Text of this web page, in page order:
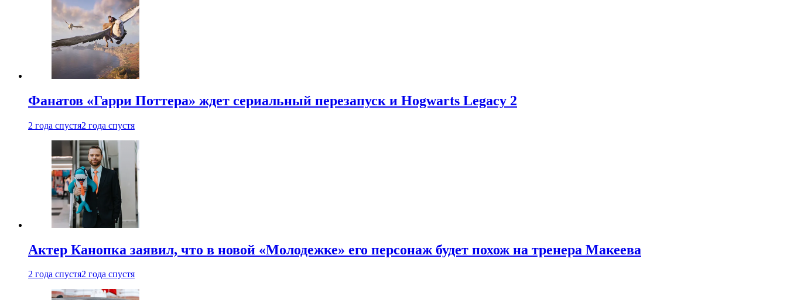
Фанатов «Гарри Поттера» ждет сериальный перезапуск и Hogwarts Legacy 2
2 года спустя2 года спустя
Актер Канопка заявил, что в новой «Молодежке» его персонаж будет похож на тренера Макеева
2 года спустя2 года спустя